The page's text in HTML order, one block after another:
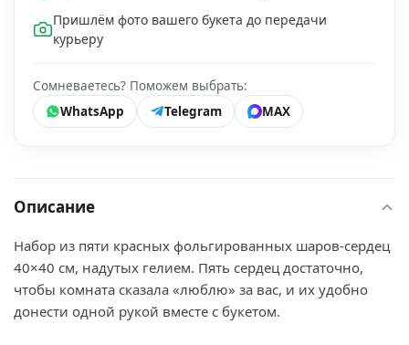
Пришлём фото вашего букета до передачи
курьеру
Сомневаетесь? Поможем выбрать:
WhatsApp
Telegram MAX
Описание
Набор из пяти красных фольгированных шаров-сердец
40×40 см, надутых гелием. Пять сердец достаточно,
чтобы комната сказала «люблю» за вас, и их удобно
донести одной рукой вместе с букетом.